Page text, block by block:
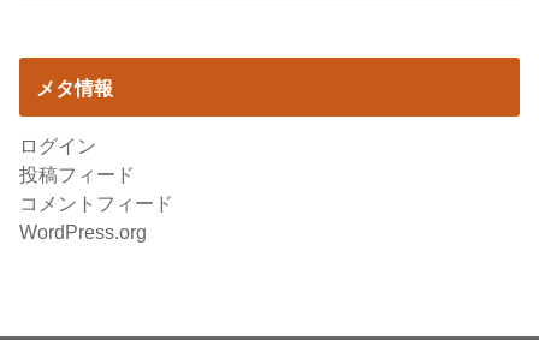
メタ情報
ログイン
投稿フィード
コメントフィード
WordPress.org